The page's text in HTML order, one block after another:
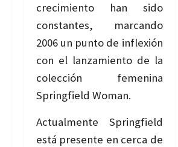
crecimiento han sido
constantes, marcando
2006 un punto de inflexión
con el lanzamiento de la
colección femenina
Springfield Woman.
Actualmente Springfield
está presente en cerca de